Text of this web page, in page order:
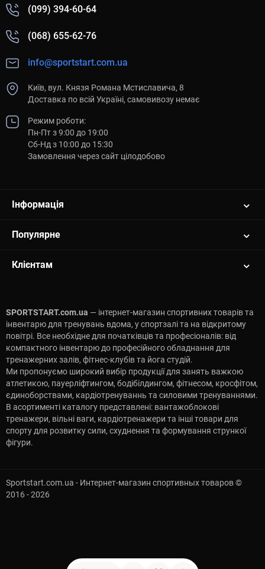
(099) 394-60-64
(068) 655-62-76
info@sportstart.com.ua
Київ, вул. Князя Романа Мстиславича, 8
Доставка по всій Україні, самовивозу немає
Режим роботи:
Пн-Пт з 9:00 до 19:00
Сб-Нд з 10:00 до 15:30
Замовлення через сайт цілодобово
Інформація
Популярне
Клієнтам
SPORTSTART.com.ua — інтернет-магазин спортивних товарів та
інвентарю для тренувань вдома, у спортзалі та на відкритому
повітрі. Все необхідне для початківців та професіоналів: від
компактного інвентарю до професійного обладнання для
тренажерних залів, фітнес-клубів та йога студій.
Ми пропонуємо широкий вибір продукції для занять важкою
атлетикою, пауерліфтингом, бодібілдингом, фітнесом, кросфітом,
єдиноборствами, кардіотренуваннь та силовими тренуваннями.
В асортименті каталогу представлені: вантажоблокові
тренажери, вільні ваги, кардіотренажери та інші товари для
спорту для розвитку сили, схуднення та формування стрункої
фігури.
Sportstart.com.ua - Интернет-магазин спортивных товаров ©
2016 - 2026